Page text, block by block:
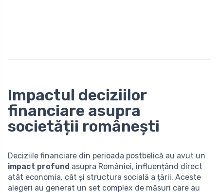
Impactul deciziilor
financiare asupra
societății românești
Deciziile financiare din perioada postbelică au avut un
impact profund asupra României, influențând direct
atât economia, cât și structura socială a țării. Aceste
alegeri au generat un set complex de măsuri care au